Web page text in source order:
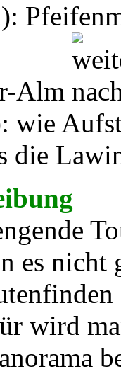
Alm
die
es nicht
wird